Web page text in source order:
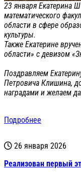
23 января Екатерина
математического
области в сфере
культуры.
Также Екатерине
области» с девизом
Поздравляем
Петровича Клишина,
наградами и желаем
Подробнее
26 января 2026
Реализован первый